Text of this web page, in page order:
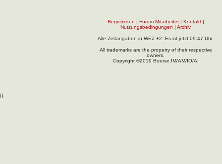
Registrieren | Forum-Mitarbeiter| Kontakt|
Nutzungsbedingungen | Archiv
Alle Zeitangaben in WEZ +2. Es ist jetzt 09:47 Uhr.
All trademarks are the property of their respective
owners.
Copyright ©2019 Boerse.IM/AM/IO/AI
().